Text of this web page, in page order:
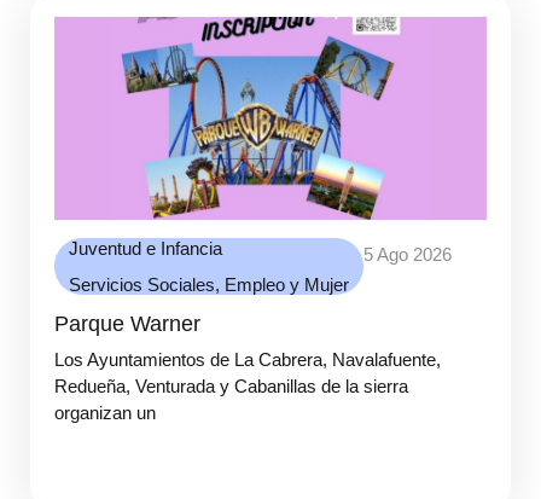
Juventud e Infancia
Servicios Sociales, Empleo y Mujer
5 Ago 2026
Parque Warner
Los Ayuntamientos de La Cabrera, Navalafuente,
Redueña, Venturada y Cabanillas de la sierra
organizan un